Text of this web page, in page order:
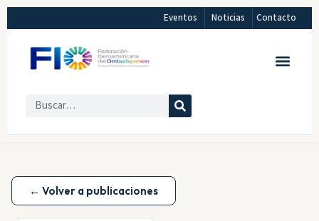
Eventos Noticias Contacto
← Volver a publicaciones